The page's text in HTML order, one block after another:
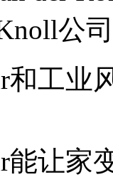
公
和工
能让